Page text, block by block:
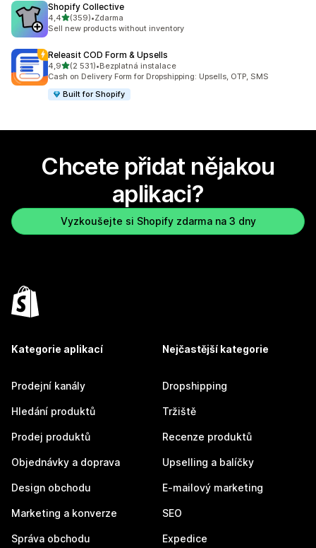
Shopify Collective
4,4z 5 hvězd
(359)
Celkový počet recenzí: 359
•Zdarma
Sell new products without inventory
Releasit COD Form & Upsells
4,9z 5 hvězd
(2 531)
Celkový počet recenzí: 2531
•Bezplatná instalace
Cash on Delivery Form for Dropshipping: Upsells, OTP, SMS
Built for Shopify
Chcete přidat nějakou
aplikaci?
Vyzkoušejte si Shopify zdarma na 3 dny
Kategorie aplikací
Prodejní kanály
Hledání produktů
Prodej produktů
Objednávky a doprava
Design obchodu
Marketing a konverze
Správa obchodu
Nejčastější kategorie
Dropshipping
Tržiště
Recenze produktů
Upselling a balíčky
E-mailový marketing
SEO
Expedice